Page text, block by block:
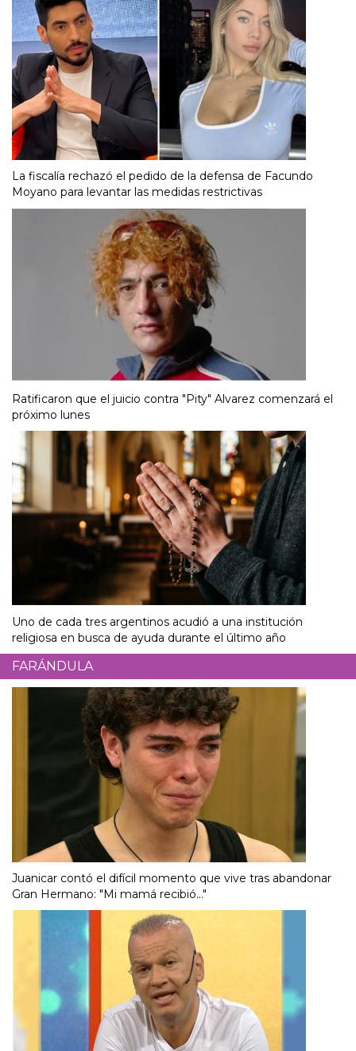
La fiscalía rechazó el pedido de la defensa de Facundo
Moyano para levantar las medidas restrictivas
Ratificaron que el juicio contra "Pity" Alvarez comenzará el
próximo lunes
Uno de cada tres argentinos acudió a una institución
religiosa en busca de ayuda durante el último año
FARÁNDULA
Juanicar contó el difícil momento que vive tras abandonar
Gran Hermano: "Mi mamá recibió..."